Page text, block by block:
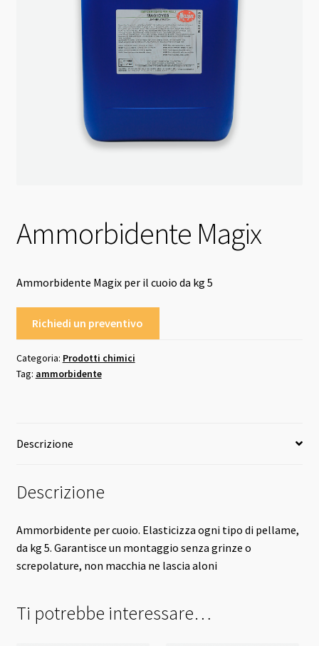
Ammorbidente Magix
Ammorbidente Magix per il cuoio da kg 5
Richiedi un preventivo
Categoria: Prodotti chimici
Tag: ammorbidente
Descrizione
Descrizione
Ammorbidente per cuoio. Elasticizza ogni tipo di pellame,
da kg 5. Garantisce un montaggio senza grinze o
screpolature, non macchia ne lascia aloni
Ti potrebbe interessare…